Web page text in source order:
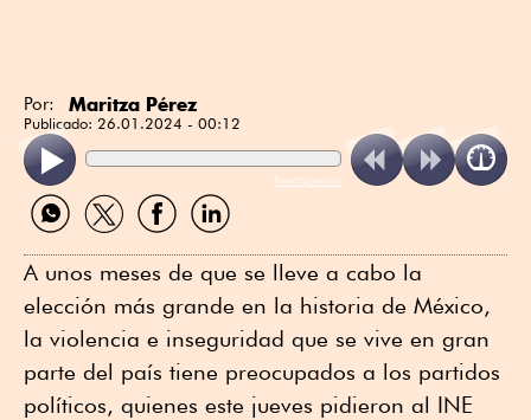
Por: Maritza Pérez
Publicado: 26.01.2024 - 00:12
ReadSpeaker
Compartir
por
Compartir
por
Compartir
por
Compartir
por
A unos meses de que se lleve a cabo la
elección más grande en la historia de México,
la violencia e inseguridad que se vive en gran
parte del país tiene preocupados a los partidos
políticos, quienes este jueves pidieron al INE